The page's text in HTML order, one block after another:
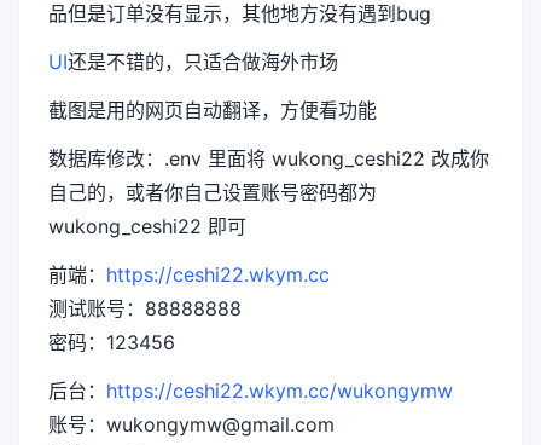
品但是订单没有显示，其他地方没有遇到bug
UI还是不错的，只适合做海外市场
截图是用的网页自动翻译，方便看功能
数据库修改：.env 里面将 wukong_ceshi22 改成你
自己的，或者你自己设置账号密码都为
wukong_ceshi22 即可
前端： https://ceshi22.wkym.cc
测试账号：88888888
密码：123456
后台： https://ceshi22.wkym.cc/wukongymw
账号：wukongymw@gmail.com